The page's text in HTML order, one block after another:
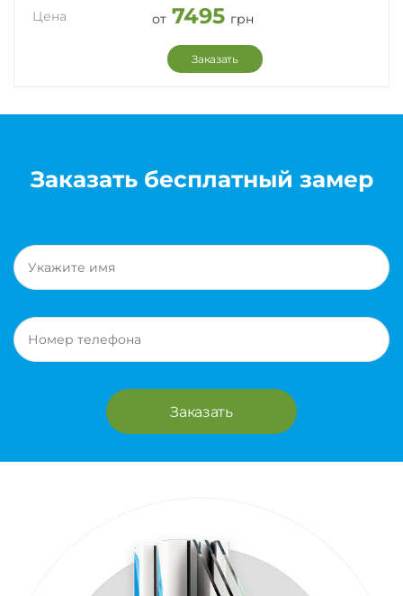
Цена
от 7495 грн
Заказать
Заказать бесплатный замер
Заказать